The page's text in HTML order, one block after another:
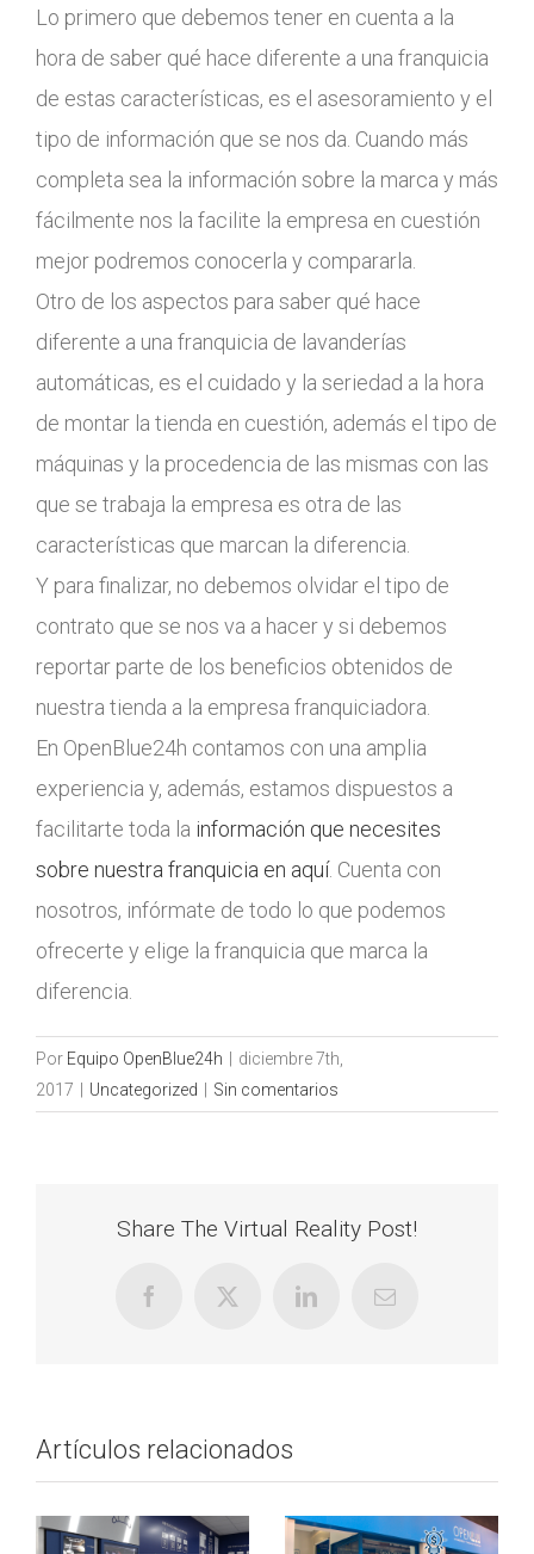
Lo primero que debemos tener en cuenta a la
hora de saber qué hace diferente a una franquicia
de estas características, es el asesoramiento y el
tipo de información que se nos da. Cuando más
completa sea la información sobre la marca y más
fácilmente nos la facilite la empresa en cuestión
mejor podremos conocerla y compararla.
Otro de los aspectos para saber qué hace
diferente a una franquicia de lavanderías
automáticas, es el cuidado y la seriedad a la hora
de montar la tienda en cuestión, además el tipo de
máquinas y la procedencia de las mismas con las
que se trabaja la empresa es otra de las
características que marcan la diferencia.
Y para finalizar, no debemos olvidar el tipo de
contrato que se nos va a hacer y si debemos
reportar parte de los beneficios obtenidos de
nuestra tienda a la empresa franquiciadora.
En OpenBlue24h contamos con una amplia
experiencia y, además, estamos dispuestos a
facilitarte toda la información que necesites
sobre nuestra franquicia en aquí. Cuenta con
nosotros, infórmate de todo lo que podemos
ofrecerte y elige la franquicia que marca la
diferencia.
Por Equipo OpenBlue24h
diciembre 7th,
2017
Uncategorized Sin comentarios
Share The Virtual Reality Post!
Artículos relacionados